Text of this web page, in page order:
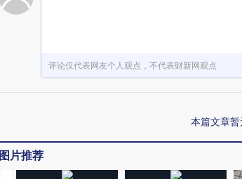
评论仅代表网友个人观点，不代表财新网观点
本篇文章
图片推荐